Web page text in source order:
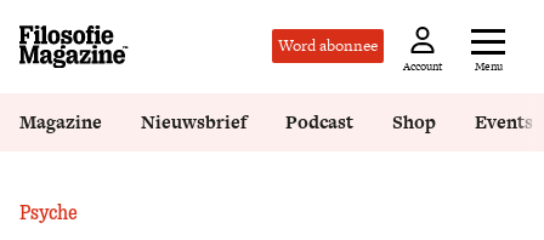
Word abonnee
Account Menu
Magazine Nieuwsbrief Podcast Shop Events
Psyche